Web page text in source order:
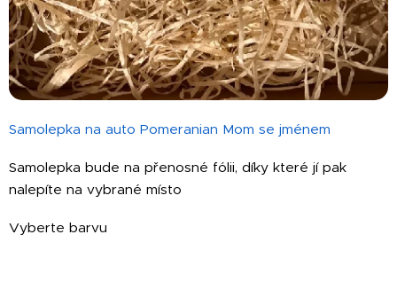
Samolepka na auto Pomeranian Mom se jménem
Samolepka bude na přenosné fólii, díky které jí pak
nalepíte na vybrané místo
Vyberte barvu